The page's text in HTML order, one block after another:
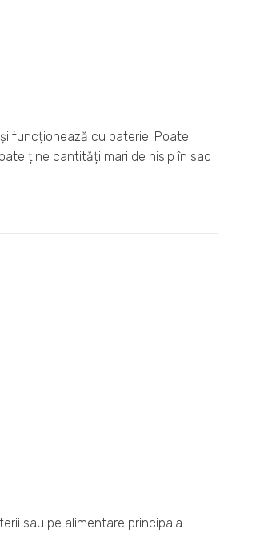
funcționează cu baterie. Poate
ține cantități mari de nisip în sac
sau pe alimentare principala